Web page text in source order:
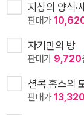
지상의 양식·
판매가
자기만의 방
판매가 9,720
셜록 홈스의
판매가13,320